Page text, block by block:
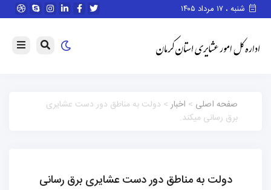
شنبه ، ۱۷ مرداد ۱۴۰۵
صفحه اصلی > اخبار> دولت به مناطق دور دست عشایری
برق رسانی میکند.
دولت به مناطق دور دست عشایری برق رسانی